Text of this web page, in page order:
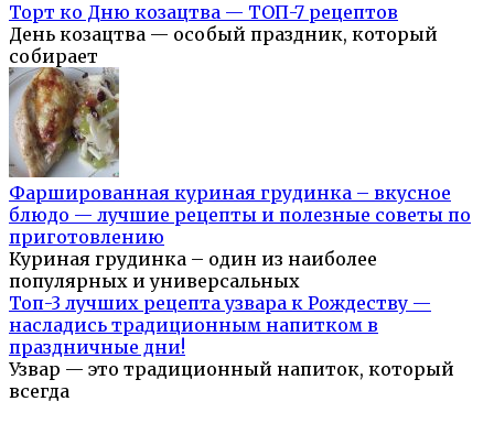
Торт ко Дню козацтва — ТОП-7 рецептов
День козацтва — особый праздник, который
собирает
Фаршированная куриная грудинка – вкусное
блюдо — лучшие рецепты и полезные советы по
приготовлению
Куриная грудинка – один из наиболее
популярных и универсальных
Топ-3 лучших рецепта узвара к Рождеству —
насладись традиционным напитком в
праздничные дни!
Узвар — это традиционный напиток, который
всегда